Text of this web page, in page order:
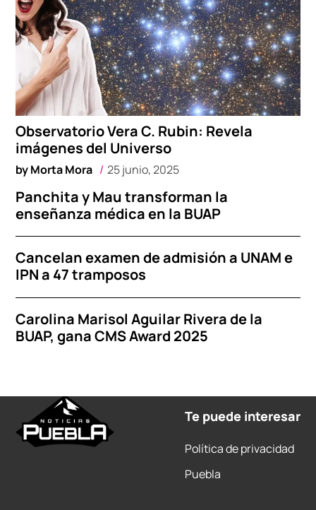
Observatorio Vera C. Rubin: Revela
imágenes del Universo
byMorta Mora 25 junio, 2025
Panchita y Mau transforman la
enseñanza médica en la BUAP
Cancelan examen de admisión a UNAM e
IPN a 47 tramposos
Carolina Marisol Aguilar Rivera de la
BUAP, gana CMS Award 2025
Te puede interesar
Política de privacidad
Puebla